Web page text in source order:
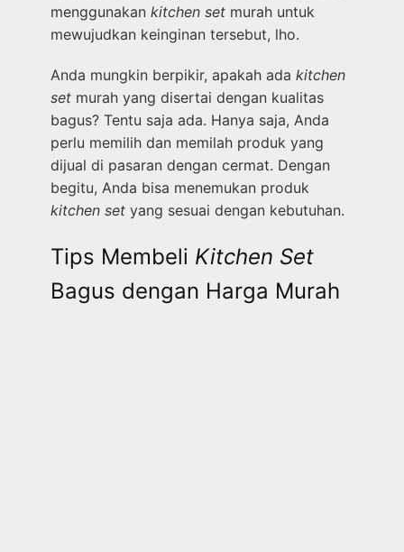
menggunakan kitchen set murah untuk
mewujudkan keinginan tersebut, lho.
Anda mungkin berpikir, apakah ada kitchen
set murah yang disertai dengan kualitas
bagus? Tentu saja ada. Hanya saja, Anda
perlu memilih dan memilah produk yang
dijual di pasaran dengan cermat. Dengan
begitu, Anda bisa menemukan produk
kitchen set yang sesuai dengan kebutuhan.
Tips Membeli Kitchen Set
Bagus dengan Harga Murah